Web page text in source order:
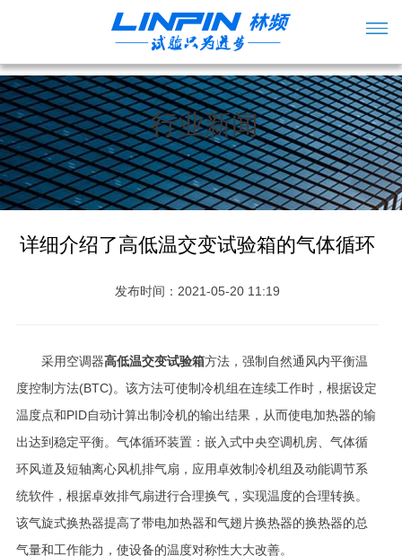
行业新闻
详细介绍了高低温交变试验箱的气体循环
发布时间：2021-05-20 11:19
采用空调器高低温交变试验箱方法，强制自然通风内平衡温
度控制方法(BTC)。该方法可使制冷机组在连续工作时，根据设定
温度点和PID自动计算出制冷机的输出结果，从而使电加热器的输
出达到稳定平衡。气体循环装置：嵌入式中央空调机房、气体循
环风道及短轴离心风机排气扇，应用卓效制冷机组及动能调节系
统软件，根据卓效排气扇进行合理换气，实现温度的合理转换。
该气旋式换热器提高了带电加热器和气翅片换热器的换热器的总
气量和工作能力，使设备的温度对称性大大改善。